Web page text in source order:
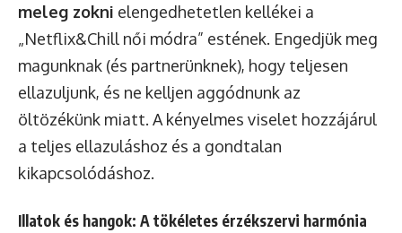
meleg zokni elengedhetetlen kellékei a
„Netflix&Chill női módra” estének. Engedjük meg
magunknak (és partnerünknek), hogy teljesen
ellazuljunk, és ne kelljen aggódnunk az
öltözékünk miatt. A kényelmes viselet hozzájárul
a teljes ellazuláshoz és a gondtalan
kikapcsolódáshoz.
Illatok és hangok: A tökéletes érzékszervi harmónia